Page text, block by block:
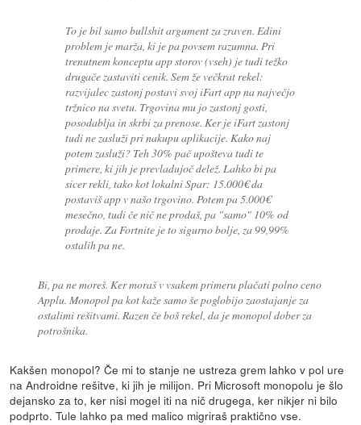
To je bil samo bullshit argument za zraven. Edini
problem je marža, ki je pa povsem razumna. Pri
trenutnem konceptu app storov (vseh) je tudi težko
drugače zastaviti cenik. Sem že večkrat rekel:
razvijalec zastonj postavi svoj iFart app na največjo
tržnico na svetu. Trgovina mu jo zastonj gosti,
posodablja in skrbi za prenose. Ker je iFart zastonj
tudi ne zasluži pri nakupu aplikacije. Kako naj
potem zasluži? Teh 30% pač upošteva tudi te
primere, ki jih je prevladujoč delež. Lahko bi pa
sicer rekli, tako kot lokalni Spar: 15.000€ da
postaviš app v našo trgovino. Potem pa 5.000€
mesečno, tudi če nič ne prodaš, pa "samo" 10% od
prodaje. Za Fortnite je to sigurno bolje, za 99,99%
ostalih pa ne.
Bi, pa ne moreš. Ker moraš v vsakem primeru plačati polno ceno
Applu. Monopol pa kot kaže samo še poglobijo zaostajanje za
ostalimi rešitvami. Razen če boš rekel, da je monopol dober za
potrošnika.
Kakšen monopol? Če mi to stanje ne ustreza grem lahko v pol ure
na Androidne rešitve, ki jih je milijon. Pri Microsoft monopolu je šlo
dejansko za to, ker nisi mogel iti na nič drugega, ker nikjer ni bilo
podprto. Tule lahko pa med malico migriraš praktično vse.